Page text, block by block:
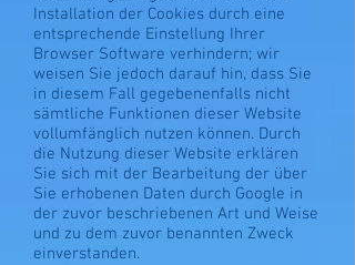
Installation der Cookies durch eine
entsprechende Einstellung Ihrer
Browser Software verhindern; wir
weisen Sie jedoch darauf hin, dass Sie
in diesem Fall gegebenenfalls nicht
sämtliche Funktionen dieser Website
vollumfänglich nutzen können. Durch
die Nutzung dieser Website erklären
Sie sich mit der Bearbeitung der über
Sie erhobenen Daten durch Google in
der zuvor beschriebenen Art und Weise
und zu dem zuvor benannten Zweck
einverstanden.